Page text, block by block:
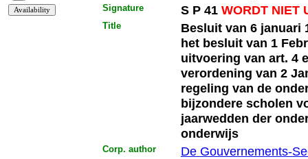
Signature S P 41WORDT NIET
Title
Besluit van 6 januari
het besluit van 1
uitvoering van art. 4
verordening van 2
regeling van de
bijzondere scholen
jaarwedden der
onderwijs
Corp. author De Gouvernements-